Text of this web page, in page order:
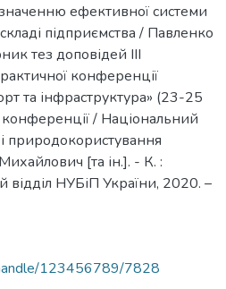
ефективної системи
підприємства / Павленко
тез доповідей ІІІ
конференції
та інфраструктура» (23-25
/ Національний
і природокористування
[та ін.]. - К. :
НУБіП України, 2020. –
123456789/7828